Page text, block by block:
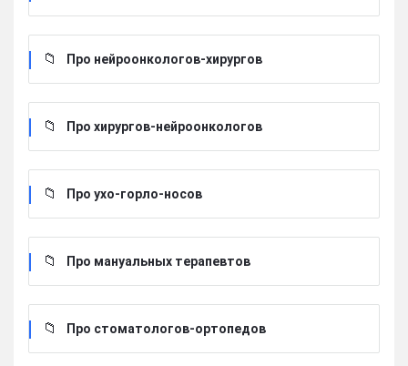
Про нейроонкологов-хирургов
Про хирургов-нейроонкологов
Про ухо-горло-носов
Про мануальных терапевтов
Про стоматологов-ортопедов